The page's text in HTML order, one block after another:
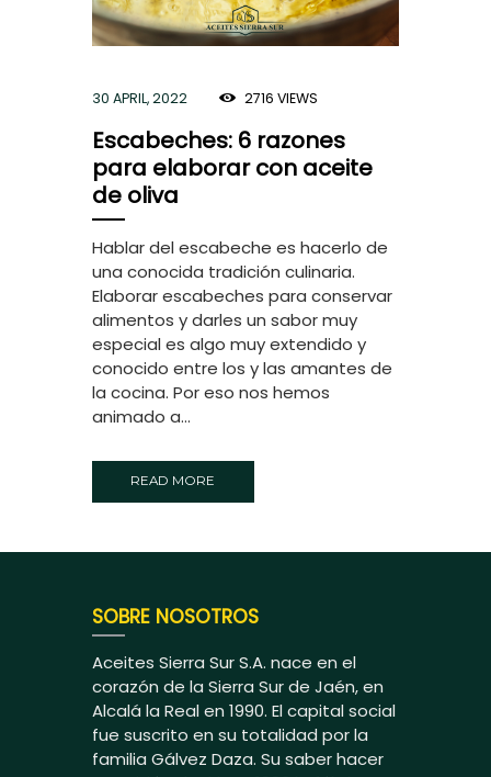
30 APRIL, 2022 2716 VIEWS
Escabeches: 6 razones
para elaborar con aceite
de oliva
Hablar del escabeche es hacerlo de
una conocida tradición culinaria.
Elaborar escabeches para conservar
alimentos y darles un sabor muy
especial es algo muy extendido y
conocido entre los y las amantes de
la cocina. Por eso nos hemos
animado a...
READ MORE
SOBRE NOSOTROS
Aceites Sierra Sur S.A. nace en el
corazón de la Sierra Sur de Jaén, en
Alcalá la Real en 1990. El capital social
fue suscrito en su totalidad por la
familia Gálvez Daza. Su saber hacer